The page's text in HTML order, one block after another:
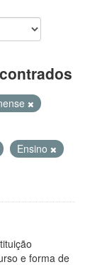
Ensino
e forma de